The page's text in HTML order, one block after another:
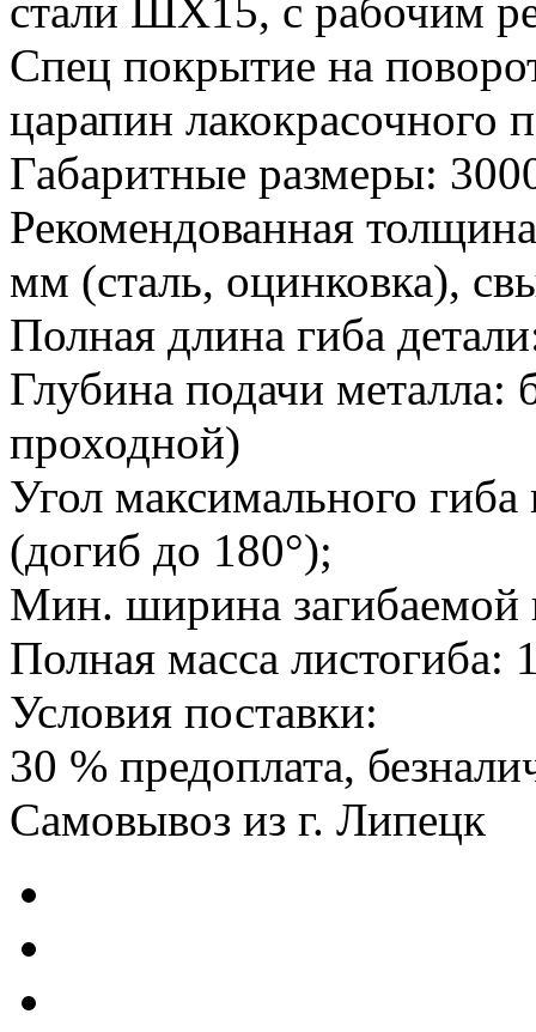
стали ШХ15, с рабочим
Спец покрытие на
царапин лакокрасочного
Габаритные размеры:
Рекомендованная
мм (сталь, оцинковка),
Полная длина гиба
Глубина подачи металла:
проходной)
Угол максимального
(догиб до 180°);
Мин. ширина
Полная масса листогиба:
Условия поставки:
30 % предоплата,
Самовывоз из г. Липецк